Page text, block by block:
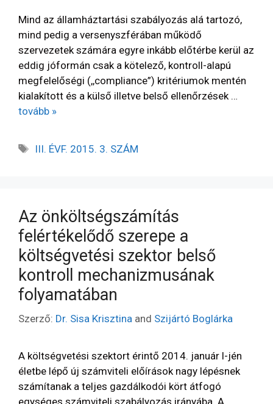
Mind az államháztartási szabályozás alá tartozó,
mind pedig a versenyszférában működő
szervezetek számára egyre inkább előtérbe kerül az
eddig jóformán csak a kötelező, kontroll-alapú
megfelelőségi (,,compliance”) kritériumok mentén
kialakított és a külső illetve belső ellenőrzések …
tovább »
III. ÉVF. 2015. 3. SZÁM
Az önköltségszámítás
felértékelődő szerepe a
költségvetési szektor belső
kontroll mechanizmusának
folyamatában
Szerző: Dr. Sisa Krisztina and Szijártó Boglárka
A költségvetési szektort érintő 2014. január l-jén
életbe lépő új számviteli előírások nagy lépésnek
számítanak a teljes gazdálkodói kört átfogó
egységes számviteli szabályozás irányába. A